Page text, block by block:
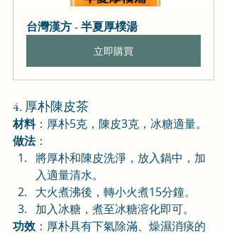
台灣漢方 - 半夏厚樸湯
立即購買
4. 厚朴陳皮茶
材料：厚朴5克，陳皮3克，冰糖適量。
做法：
將厚朴和陳皮洗淨，放入鍋中，加
入適量清水。
大火煮沸後，轉小火煮15分鐘。
加入冰糖，煮至冰糖溶化即可。
功效 ：厚朴具有下氣除滿、燥濕消痰的